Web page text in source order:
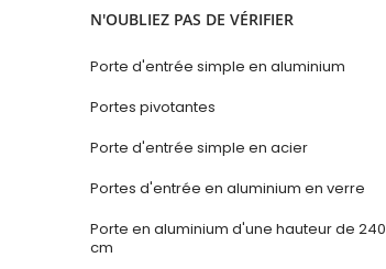
N'OUBLIEZ PAS DE VÉRIFIER
Porte d'entrée simple en aluminium
Portes pivotantes
Porte d'entrée simple en acier
Portes d'entrée en aluminium en verre
Porte en aluminium d'une hauteur de 240
cm